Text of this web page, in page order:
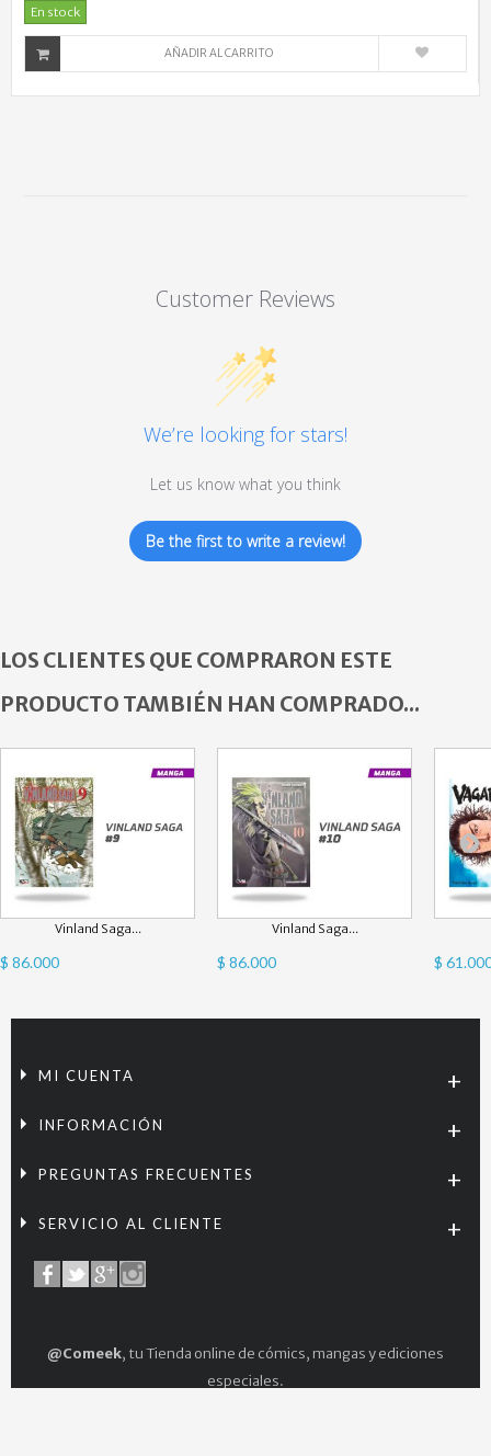
En stock
AÑADIR AL CARRITO
Customer Reviews
We’re looking for stars!
Let us know what you think
Be the first to write a review!
LOS CLIENTES QUE COMPRARON ESTE
PRODUCTO TAMBIÉN HAN COMPRADO...
Vinland Saga...
$ 86.000
Vinland Saga...
$ 86.000 $
MI CUENTA
INFORMACIÓN
PREGUNTAS FRECUENTES
SERVICIO AL CLIENTE
@Comeek, tu Tienda online de cómics, mangas y ediciones
especiales.